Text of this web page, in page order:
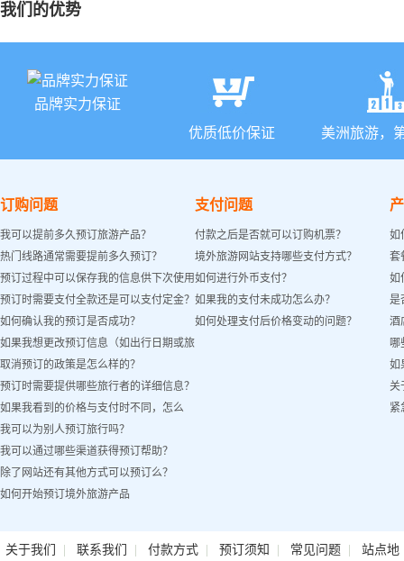
我们的优势
品牌实力保证
优质低价保证
美洲旅游，
订购问题
我可以提前多久预订旅游产品？
热门线路通常需要提前多久预订？
预订过程中可以保存我的信息供下次使用
吗？
预订时需要支付全款还是可以支付定金？
如何确认我的预订是否成功？
如果我想更改预订信息（如出行日期或旅
客姓名）怎么办？
取消预订的政策是怎么样的？
预订时需要提供哪些旅行者的详细信息？
如果我看到的价格与支付时不同，怎么
办？
我可以为别人预订旅行吗？
我可以通过哪些渠道获得预订帮助？
除了网站还有其他方式可以预订么？
如何开始预订境外旅游产品
支付问题
付款之后是否就可以订购机票？
境外旅游网站支持哪些支付方式？
如何进行外币支付？
如果我的支付未成功怎么办？
如何处理支付后价格变动的问题？
如
套
如
是
酒
哪
如
关
紧
关于我们 | 联系我们 | 付款方式| 预订须知 | 常见问题| 站点地